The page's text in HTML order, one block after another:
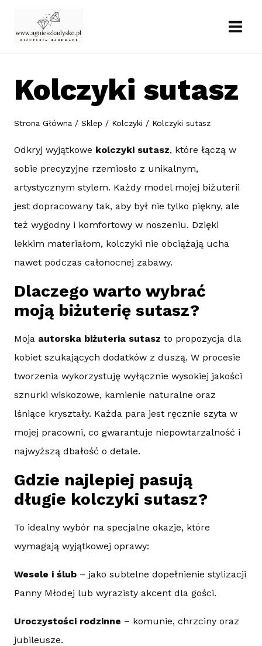
Kolczyki sutasz
Strona Główna / Sklep / Kolczyki / Kolczyki sutasz
Odkryj wyjątkowe kolczyki sutasz, które łączą w
sobie precyzyjne rzemiosło z unikalnym,
artystycznym stylem. Każdy model mojej biżuterii
jest dopracowany tak, aby był nie tylko piękny, ale
też wygodny i komfortowy w noszeniu. Dzięki
lekkim materiałom, kolczyki nie obciążają ucha
nawet podczas całonocnej zabawy.
Dlaczego warto wybrać
moją biżuterię sutasz?
Moja autorska biżuteria sutasz to propozycja dla
kobiet szukających dodatków z duszą. W procesie
tworzenia wykorzystuję wyłącznie wysokiej jakości
sznurki wiskozowe, kamienie naturalne oraz
lśniące kryształy. Każda para jest ręcznie szyta w
mojej pracowni, co gwarantuje niepowtarzalność i
najwyższą dbałość o detale.
Gdzie najlepiej pasują
długie kolczyki sutasz?
To idealny wybór na specjalne okazje, które
wymagają wyjątkowej oprawy:
Wesele i ślub – jako subtelne dopełnienie stylizacji
Panny Młodej lub wyrazisty akcent dla gości.
Uroczystości rodzinne – komunie, chrzciny oraz
jubileusze.